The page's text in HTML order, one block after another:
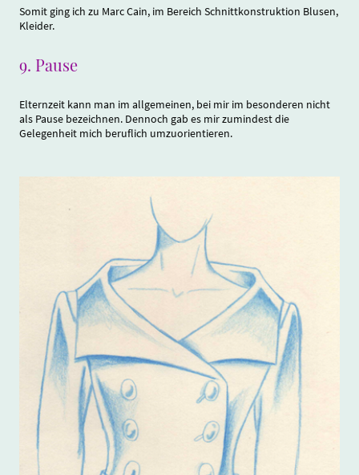
Somit ging ich zu Marc Cain, im Bereich Schnittkonstruktion Blusen,
Kleider.
9. Pause
Elternzeit kann man im allgemeinen, bei mir im besonderen nicht
als Pause bezeichnen. Dennoch gab es mir zumindest die
Gelegenheit mich beruflich umzuorientieren.